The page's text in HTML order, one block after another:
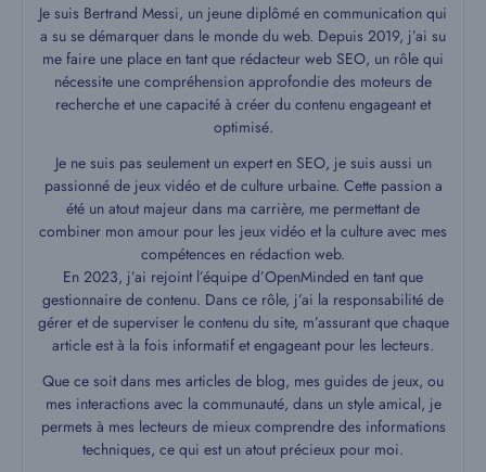
Je suis Bertrand Messi, un jeune diplômé en communication qui
a su se démarquer dans le monde du web. Depuis 2019, j’ai su
me faire une place en tant que rédacteur web SEO, un rôle qui
nécessite une compréhension approfondie des moteurs de
recherche et une capacité à créer du contenu engageant et
optimisé.
Je ne suis pas seulement un expert en SEO, je suis aussi un
passionné de jeux vidéo et de culture urbaine. Cette passion a
été un atout majeur dans ma carrière, me permettant de
combiner mon amour pour les jeux vidéo et la culture avec mes
compétences en rédaction web.
En 2023, j’ai rejoint l’équipe d’OpenMinded en tant que
gestionnaire de contenu. Dans ce rôle, j’ai la responsabilité de
gérer et de superviser le contenu du site, m’assurant que chaque
article est à la fois informatif et engageant pour les lecteurs.
Que ce soit dans mes articles de blog, mes guides de jeux, ou
mes interactions avec la communauté, dans un style amical, je
permets à mes lecteurs de mieux comprendre des informations
techniques, ce qui est un atout précieux pour moi.